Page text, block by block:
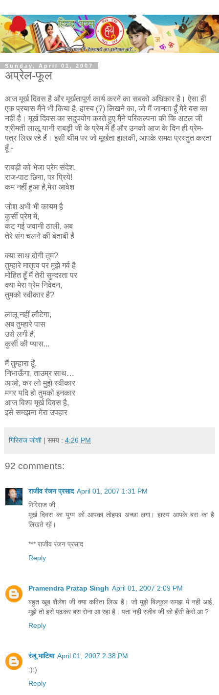
Sunday, April 01, 2007
अप्रेल-फूल
आज मूर्ख दिवस है और मूर्खतापूर्ण कार्य करने का सबको अधिकार है। ऐसा ही
एक प्रयास मैंने भी किया है, हास्य (?) लिखने का, जो मैं जानता हूँ मेरे बस का
नहीं है। मूर्ख दिवस का सदुपयोग करते हुए मैंने परिकल्पना की कि अटल जी
श्रीमती लालू यानी राबड़ी जी के प्रेम में हैं और उनको आज के दिन ही प्रेम-
पत्र लिख रहे हैं। इसी थीम पर जो मूर्खता झलकी, आपके समक्ष प्रस्तुत करता
हूँ -
राबड़ी को भेजा प्रेम संदेश,
राज-पाट छिना, पर प्रिये!
कम नहीं हुआ है,मेरा आवेश
जोश अभी भी कायम है
कुर्सी प्रेम में,
कट गई जवानी ठाली, अब
तेरे संग चलने की बेताबी है
क्या साथ दोगी तुम?
तुम्हारे मातृत्व पर मुझे गर्व है
मोहित हूँ मैं तेरी सुन्दरता पर
क्या मेरा प्रेम निवेदन,
तुमको स्वीकार है?
लालू नहीं लौटेगा,
अब तुम्हारे पास
उसे लगी है,
कुर्सी की प्यास...
मैं तुम्हारा हूँ,
निभाऊँगा, ताउम्र साथ…
आओ, कर लो मुझे स्वीकार
मगर यदि हो तुमको इनकार
आज विश्व मूर्ख दिवस है,
इसे समझना मेरा उपहार
गिरिराज जोशी | समय : 4:26 PM
92 comments:
राजीव रंजन प्रसाद April 01, 2007 1:31 PM
गिरिराज जी..
मूर्ख दिवस का युग्म को आपका तोहफा अच्छा लगा। हास्य आपके बस का है
लिखते रहें।
*** राजीव रंजन प्रसाद
Reply
Pramendra Pratap Singh April 01, 2007 2:09 PM
बहुत खूब शैलेश जी क्‍या कविता लिख है। जो मुझे बिल्‍कुल समझ मे नही आई,
मुझे तो इसे पढ़कर बस रोना आ रहा है। पता नही रजीव जी को हँसी केसे आ ?
Reply
रंजू भाटिया April 01, 2007 2:38 PM
:):)
Reply